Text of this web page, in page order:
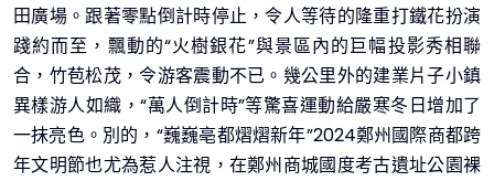
田廣場。跟著零點倒計時停止，令人等待的隆重打鐵花扮演
踐約而至，飄動的“火樹銀花”與景區內的巨幅投影秀相聯
合，竹苞松茂，令游客震動不已。幾公里外的建業片子小鎮
異樣游人如織，“萬人倒計時”等驚喜運動給嚴寒冬日增加了
一抹亮色。別的，“巍巍亳都熠熠新年”2024鄭州國際商都跨
年文明節也尤為惹人注視，在鄭州商城國度考古遺址公園裸